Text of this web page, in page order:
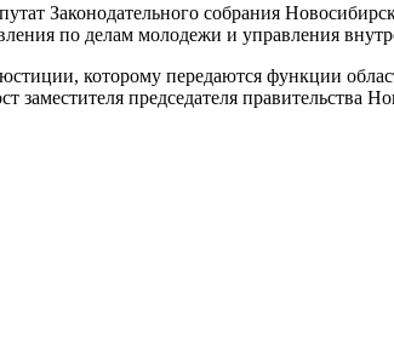
Законодательного собрания
по делам молодежи и управления
которому передаются функции
заместителя председателя правительства